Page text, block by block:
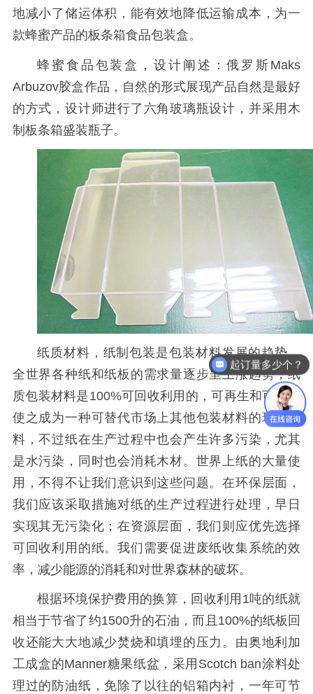
地减小了储运体积，能有效地降低运输成本，为一
款蜂蜜产品的板条箱食品包装盒。
蜂蜜食品包装盒，设计阐述：俄罗斯Maks
Arbuzov胶盒作品，自然的形式展现产品自然是最好
的方式，设计师进行了六角玻璃瓶设计，并采用木
制板条箱盛装瓶子。
纸质材料，纸制包装是包装材料发展的趋势。
全世界各种纸和纸板的需求量逐步呈上涨趋势，纸
质包装材料是100%可回收利用的，可再生和可降解
使之成为一种可替代市场上其他包装材料的环保材
料，不过纸在生产过程中也会产生许多污染，尤其
是水污染，同时也会消耗木材。世界上纸的大量使
用，不得不让我们意识到这些问题。在环保层面，
我们应该采取措施对纸的生产过程进行处理，早日
实现其无污染化；在资源层面，我们则应优先选择
可回收利用的纸。我们需要促进废纸收集系统的效
率，减少能源的消耗和对世界森林的破坏。
根据环境保护费用的换算，回收利用1吨的纸就
相当于节省了约1500升的石油，而且100%的纸板回
收还能大大地减少焚烧和填埋的压力。由奥地利加
工成盒的Manner糖果纸盆，采用Scotch ban涂料处
理过的防油纸，免除了以往的铝箱内衬，一年可节
起订量多少个？